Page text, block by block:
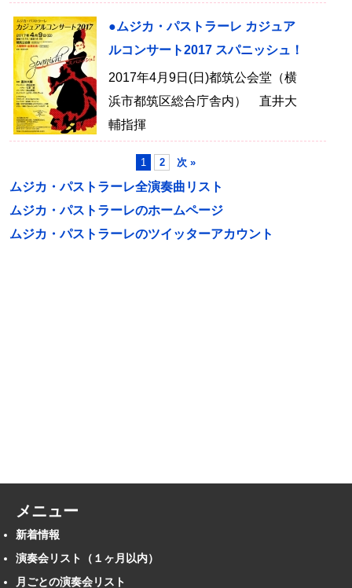
●ムジカ・パストラーレ カジュア
ルコンサート2017 スパニッシュ！
2017年4月9日(日)都筑公会堂（横
浜市都筑区総合庁舎内） 直井大
輔指揮
1 2 次 »
ムジカ・パストラーレ全演奏曲リスト
ムジカ・パストラーレのホームページ
ムジカ・パストラーレのツイッターアカウント
メニュー
新着情報
演奏会リスト（１ヶ月以内）
月ごとの演奏会リスト